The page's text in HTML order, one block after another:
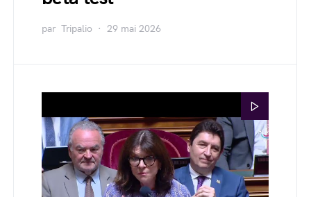
par Tripalio 29 mai 2026